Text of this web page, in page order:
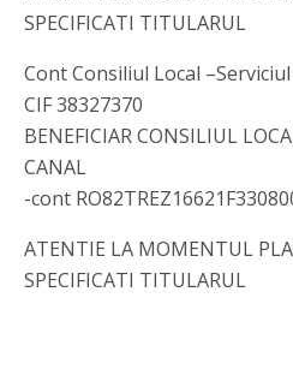
SPECIFICATI TITULARUL
Cont Consiliul Local
CIF 38327370
BENEFICIAR CONSILIUL
CANAL
-cont
ATENTIE LA MOMENTUL
SPECIFICATI TITULARUL